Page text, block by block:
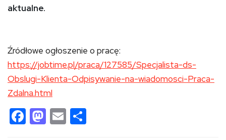
aktualne.
Źródłowe ogłoszenie o pracę:
https://jobtime.pl/praca/127585/Specjalista-ds-
Obslugi-Klienta-Odpisywanie-na-wiadomosci-Praca-
Zdalna.html
Facebook
Mastodon
Email